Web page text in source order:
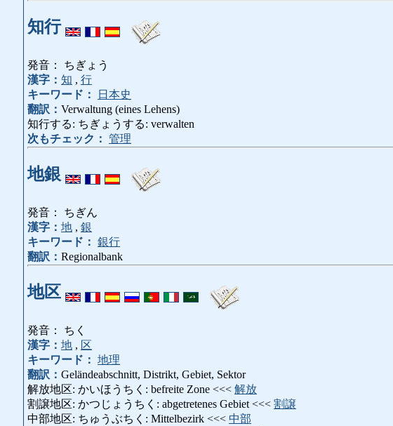
知行
発音： ちぎょう
漢字： 知 , 行
キーワード：
日本史
翻訳： Verwaltung (eines Lehens)
知行する: ちぎょうする: verwalten
次もチェック： 管理
地銀
発音： ちぎん
漢字： 地 , 銀
キーワード： 銀行
翻訳： Regionalbank
地区
発音： ちく
漢字： 地 , 区
キーワード： 地理
翻訳： Geländeabschnitt, Distrikt, Gebiet, Sektor
解放地区: かいほうちく: befreite Zone <<< 解放
割譲地区: かつじょうちく: abgetretenes Gebiet <<< 割譲
中部地区: ちゅうぶちく: Mittelbezirk <<< 中部